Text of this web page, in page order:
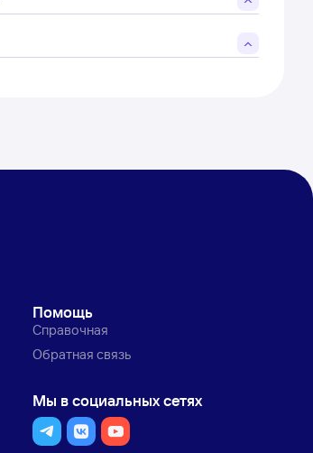
Помощь
Справочная
Обратная связь
Мы в социальных сетях